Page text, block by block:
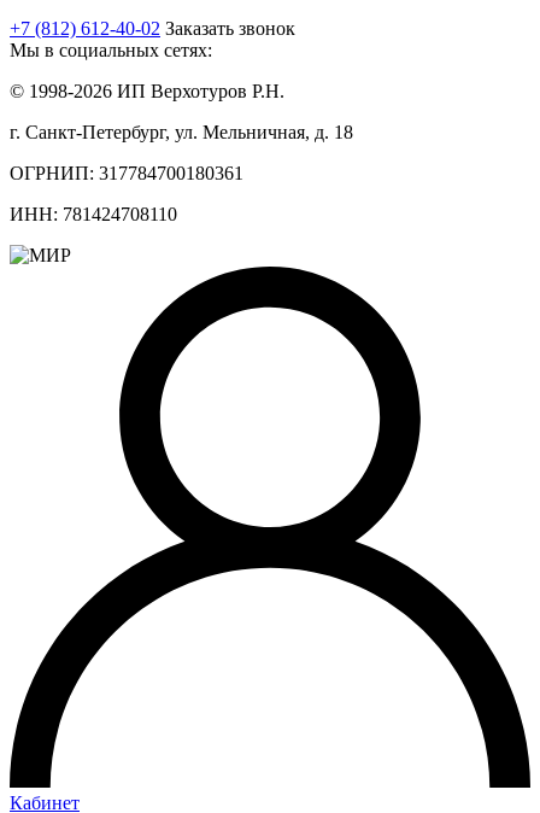
+7 (812) 612-40-02 Заказать звонок
Мы в социальных сетях:
© 1998-2026 ИП Верхотуров Р.Н.
г. Санкт-Петербург, ул. Мельничная, д. 18
ОГРНИП: 317784700180361
ИНН: 781424708110
Кабинет